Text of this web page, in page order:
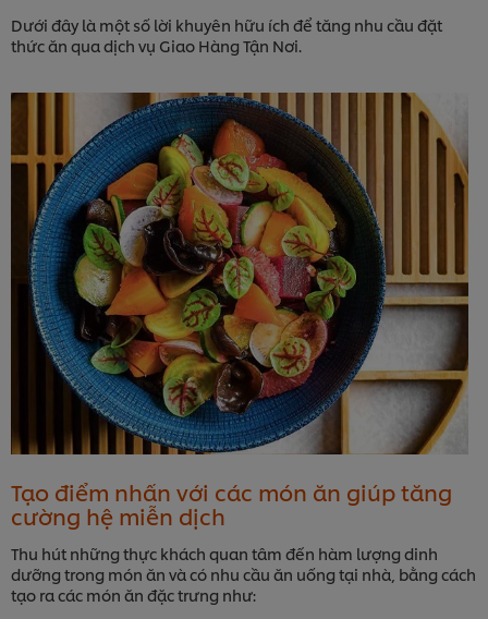
Dưới đây là một số lời khuyên hữu ích để tăng nhu cầu đặt
thức ăn qua dịch vụ Giao Hàng Tận Nơi.
Tạo điểm nhấn với các món ăn giúp tăng
cường hệ miễn dịch
Thu hút những thực khách quan tâm đến hàm lượng dinh
dưỡng trong món ăn và có nhu cầu ăn uống tại nhà, bằng cách
tạo ra các món ăn đặc trưng như: